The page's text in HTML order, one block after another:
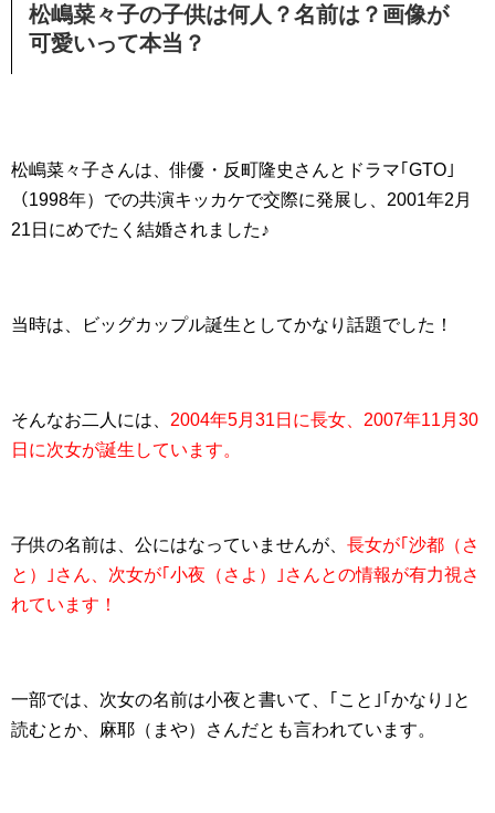
松嶋菜々子の子供は何人？名前は？画像が
可愛いって本当？
松嶋菜々子さんは、俳優・反町隆史さんとドラマ｢GTO｣
（1998年）での共演キッカケで交際に発展し、2001年2月
21日にめでたく結婚されました♪
当時は、ビッグカップル誕生としてかなり話題でした！
そんなお二人には、 2004年5月31日に長女、2007年11月30
日に次女が誕生しています。
子供の名前は、公にはなっていませんが、 長女が｢沙都（さ
と）｣さん、次女が｢小夜（さよ）｣さんとの情報が有力視さ
れています！
一部では、次女の名前は小夜と書いて、｢こと｣｢かなり｣と
読むとか、麻耶（まや）さんだとも言われています。